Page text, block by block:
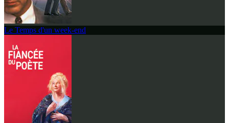
Le Temps d'un week-end